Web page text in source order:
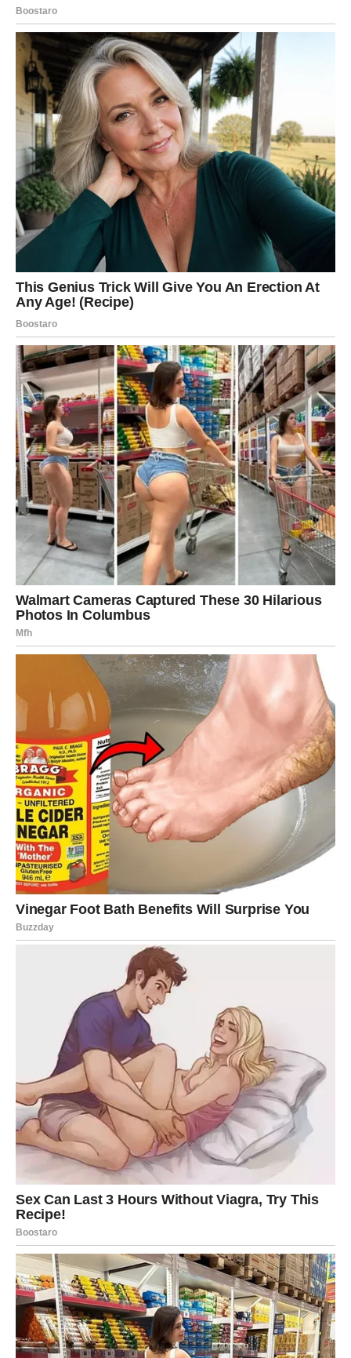
Vrijeme je da vjerujete sebi
Ako već neko vrijeme odgađate važnu odluku, sutrašnji
dan mogao bi biti pravi trenutak da napravite prvi korak.
Nemojte čekati savršene okolnosti. Dovoljno je da
krenete naprijed sa vjerom u sebe, a ostale mogućnosti
počeće da se otvaraju mnogo brže nego što očekujete.
Zvijezde vas podržavaju u svemu što radite iskreno i
odgovorno.
Zdravlje i raspoloženje
Vaša energija biće dobra, ali zvijezde vas podsjećaju da
ne zaboravite na odmor.
Poslije teškog dana pronađite vrijeme za opuštanje,
šetnju ili razgovor sa osobom koja vas uvijek smiruje.
Ravnoteža između rada i odmora donijeće vam unutrašnji
mir i dodatnu snagu.
Poruka zvijezda za kraj
Sutra vam donosi mnogo više nego što sada možete
pretpostaviti. Pred vama su važni razgovori, korisne
informacije, lijepe vijesti i prilika da donesete odluku koja
će pozitivno promijeniti vašu budućnost.
Zvijezde vam poručuju da vjerujete sebi, da ostanete
strpljivi i da pažljivo pratite sve znakove koje vam život
šalje. Upravo sutrašnji dan može označiti početak jednog
mnogo uspješnijeg razdoblja u kojem će se mnoge želje
približiti ostvarenju, a vi ćete shvatiti da vas svaki uloženi
trud vodi prema sreći, uspjehu i životu kakav zaslužujete.